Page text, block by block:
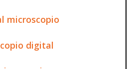
microscopio
digital